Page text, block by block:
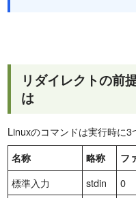
リダイレクトの前
は
Linuxのコマンドは実行時に3
名称 略称 フ
標準入力 stdin 0